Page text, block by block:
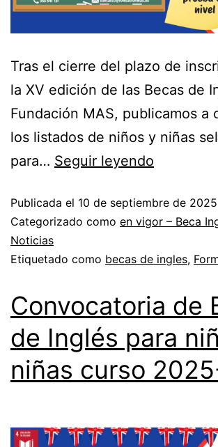
Tras el cierre del plazo de
la XV edición de las Becas de
Fundación MAS, publicamos a
los listados de niños y niñas
para… Seguir leyendo
Publicada el 10 de septiembre de 2025
Categorizado como en vigor – Beca
Noticias
Etiquetado como becas de ingles,
Convocatoria de
de Inglés para
niñas curso